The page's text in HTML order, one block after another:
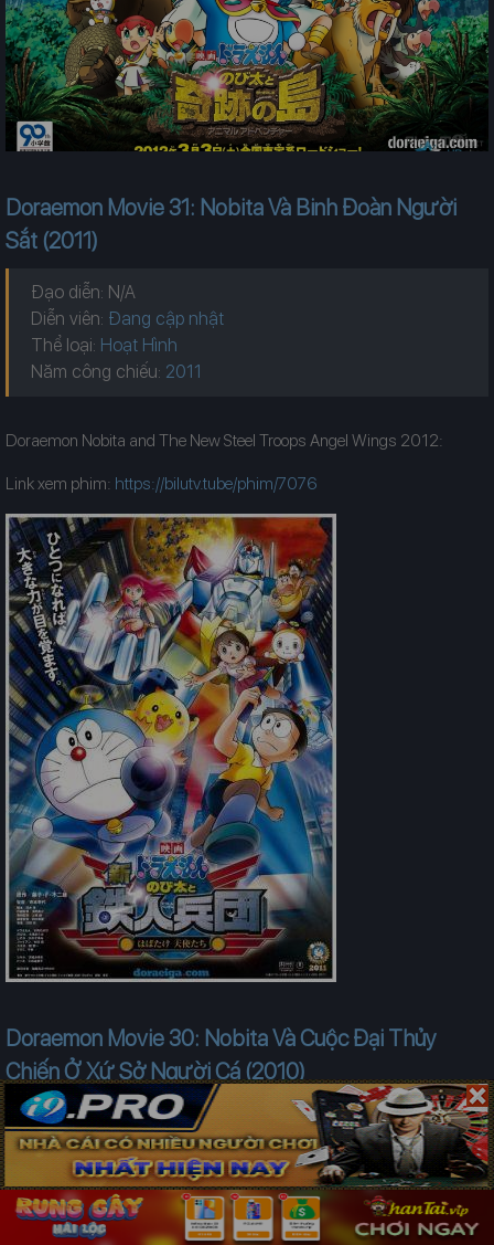
Doraemon Movie 31: Nobita Và Binh Đoàn Người
Sắt (2011)
Đạo diễn: N/A
Diễn viên: Đang cập nhật
Thể loại: Hoạt Hình
Năm công chiếu:
Doraemon Nobita and The New Steel Troops Angel Wings 2012:
Link xem phim: https://bilutv.tube/phim/7076
Doraemon Movie 30: Nobita Và Cuộc Đại Thủy
Chiến Ở Xứ Sở Người Cá (2010)
Đạo diễn: N/A
Diễn viên:Đang cập nhật
Thể loại:Hoạt Hình
Năm công chiếu: